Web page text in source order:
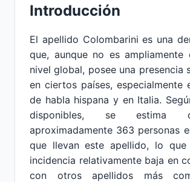
Introducción
El apellido Colombarini es una
que, aunque no es ampliamente
nivel global, posee una presencia
en ciertos países, especialmente
de habla hispana y en Italia.
disponibles, se estima
aproximadamente 363 personas
que llevan este apellido, lo que
incidencia relativamente baja en
con otros apellidos más